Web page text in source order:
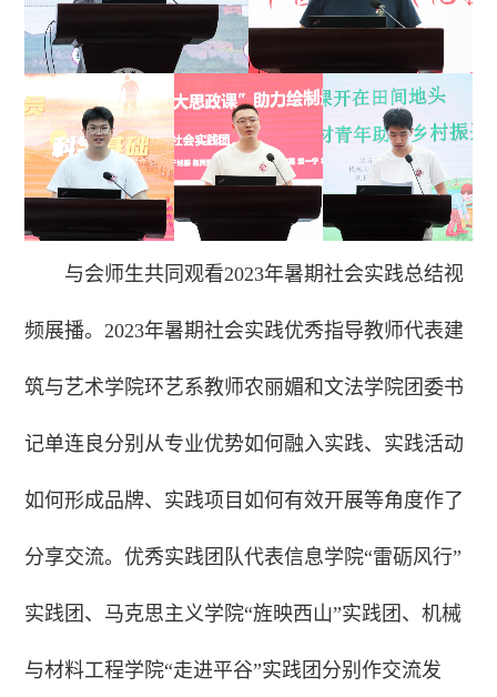
与会师生共同观看2023年暑期社会实践总结视
频展播。2023年暑期社会实践优秀指导教师代表建
筑与艺术学院环艺系教师农丽媚和文法学院团委书
记单连良分别从专业优势如何融入实践、实践活动
如何形成品牌、实践项目如何有效开展等角度作了
分享交流。优秀实践团队代表信息学院“雷砺风行”
实践团、马克思主义学院“旌映西山”实践团、机械
与材料工程学院“走进平谷”实践团分别作交流发